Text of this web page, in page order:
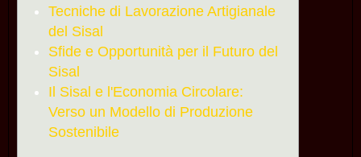
Tecniche di Lavorazione Artigianale
del Sisal
Sfide e Opportunità per il Futuro del
Sisal
Il Sisal e l'Economia Circolare:
Verso un Modello di Produzione
Sostenibile